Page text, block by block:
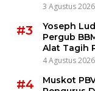
3 Agustus
#3
Yoseph
Pergub
Alat Tagih
4 Agustus
#4
Muskot